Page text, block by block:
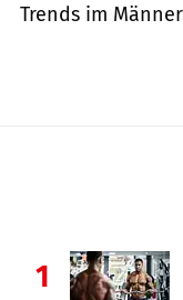
Trends im
1